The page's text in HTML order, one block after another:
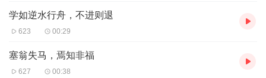
学如逆水行舟，不进则退
623 00:29
塞翁失马，焉知非福
627 00:38